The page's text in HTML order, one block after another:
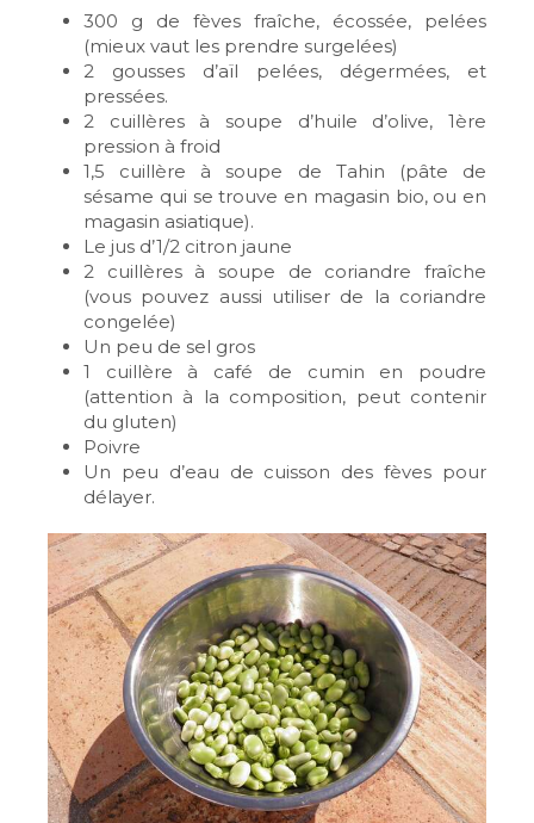
300 g de fèves fraîche, écossée, pelées
(mieux vaut les prendre surgelées)
2 gousses d’aïl pelées, dégermées, et
pressées.
2 cuillères à soupe d’huile d’olive, 1ère
pression à froid
1,5 cuillère à soupe de Tahin (pâte de
sésame qui se trouve en magasin bio, ou en
magasin asiatique).
Le jus d’1/2 citron jaune
2 cuillères à soupe de coriandre fraîche
(vous pouvez aussi utiliser de la coriandre
congelée)
Un peu de sel gros
1 cuillère à café de cumin en poudre
(attention à la composition, peut contenir
du gluten)
Poivre
Un peu d’eau de cuisson des fèves pour
délayer.